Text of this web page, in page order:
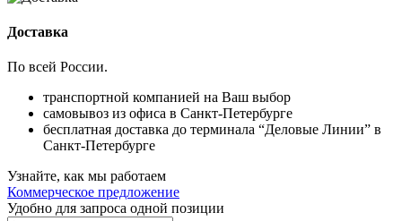
Доставка
По всей России.
транспортной компанией на Ваш выбор
самовывоз из офиса в Санкт-Петербурге
бесплатная доставка до терминала “Деловые Линии” в
Санкт-Петербурге
Узнайте, как мы работаем
Коммерческое предложение
Удобно для запроса одной позиции